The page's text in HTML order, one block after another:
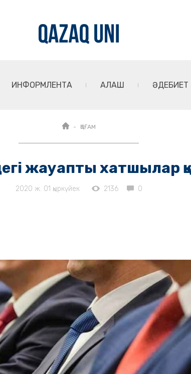
ИНФОРМЛЕНТА АЛАШ ӘДЕБИЕТ
ҚОҒАМ
жауапты хатшылар
2020 ж. 01 қыркүйек 2136 0